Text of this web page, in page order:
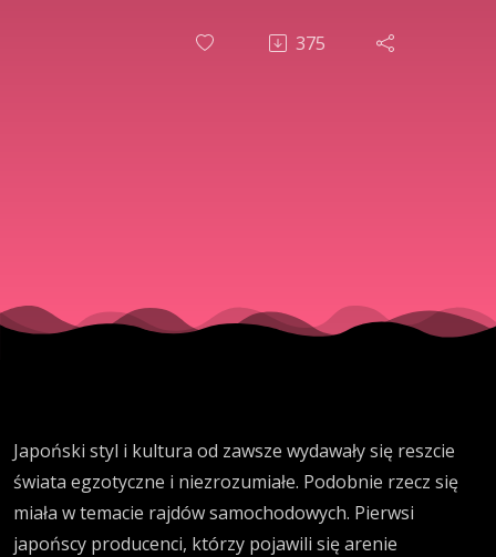
Rajdowi
kontra
reszta
świata
cz.2
375
Japoński styl i kultura od zawsze wydawały się reszcie
świata egzotyczne i niezrozumiałe. Podobnie rzecz się
miała w temacie rajdów samochodowych. Pierwsi
japońscy producenci, którzy pojawili się arenie